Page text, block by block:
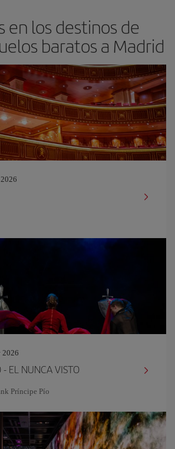
en los destinos de
baratos a Madrid
2026
- EL NUNCA VISTO
Príncipe Pío